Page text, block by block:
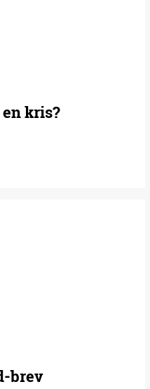
kris?
brev